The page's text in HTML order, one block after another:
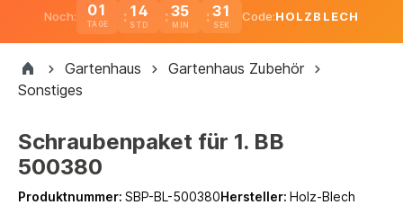
Noch: 01
TAGE
14 35 31 Code:HOLZBLECH
Gartenhaus
Gartenhaus Zubehör
Sonstiges
Schraubenpaket für 1. BB
500380
Produktnummer: SBP-BL-500380Hersteller: Holz-Blech